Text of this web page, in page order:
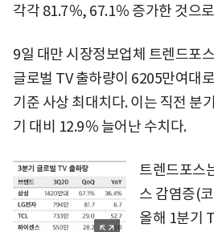
각각 81.7％, 67.1％ 증가한 것으
9일 대만 시장정보업체 트렌드포
글로벌 TV 출하량이 6205만여대
기준 사상 최대치다. 이는 직전 분
기 대비 12.9％ 늘어난 수치다.
트렌드포스
스 감염증(
올해 1분기